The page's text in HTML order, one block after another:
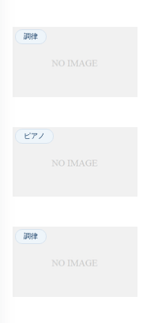
調律
ピアノ
調律